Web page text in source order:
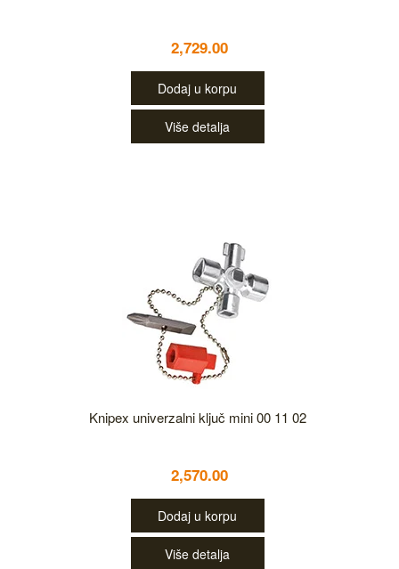
2,729.00
Dodaj u korpu
Više detalja
Knipex univerzalni ključ mini 00 11 02
2,570.00
Dodaj u korpu
Više detalja